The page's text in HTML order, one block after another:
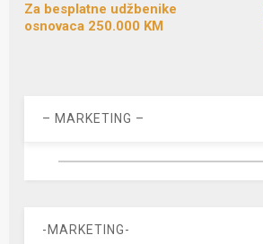
Za besplatne udžbenike
osnovaca 250.000 KM
– MARKETING –
-MARKETING-